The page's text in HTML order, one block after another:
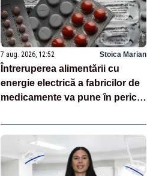
7 aug. 2026, 12:52 Stoica Marian
Întreruperea alimentării cu
energie electrică a fabricilor de
medicamente va pune în pericol